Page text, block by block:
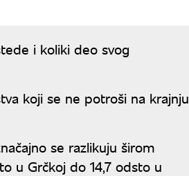
i koliki deo svog
koji se ne potroši na krajnju
se razlikuju širom
u Grčkoj do 14,7 odsto u